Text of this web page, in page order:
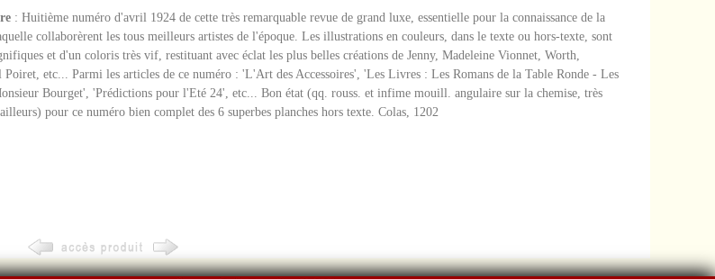
: Huitième numéro d'avril 1924 de cette très remarquable revue de grand luxe, essentielle pour la connaissance de la
collaborèrent les tous meilleurs artistes de l'époque. Les illustrations en couleurs, dans le texte ou hors-texte, sont
et d'un coloris très vif, restituant avec éclat les plus belles créations de Jenny, Madeleine Vionnet, Worth,
etc... Parmi les articles de ce numéro : 'L'Art des Accessoires', 'Les Livres : Les Romans de la Table Ronde - Les
Bourget', 'Prédictions pour l'Eté 24', etc... Bon état (qq. rouss. et infime mouill. angulaire sur la chemise, très
pour ce numéro bien complet des 6 superbes planches hors texte. Colas, 1202